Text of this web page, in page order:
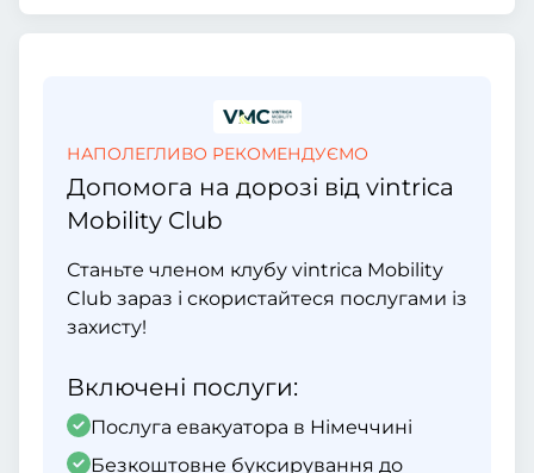
НАПОЛЕГЛИВО РЕКОМЕНДУЄМО
Допомога на дорозі від vintrica
Mobility Club
Станьте членом клубу vintrica Mobility
Club зараз і скористайтеся послугами із
захисту!
Включені послуги:
Послуга евакуатора в Німеччині
Безкоштовне буксирування до